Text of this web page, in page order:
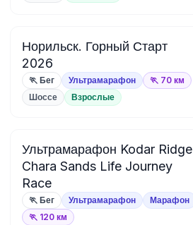
Норильск. Горный Старт
2026
🏃 Бег Ультрамарафон 🏃 70 км
Шоссе Взрослые
Ультрамарафон Kodar Ridge
Chara Sands Life Journey
Race
🏃 Бег Ультрамарафон
Марафон
🏃 120 км